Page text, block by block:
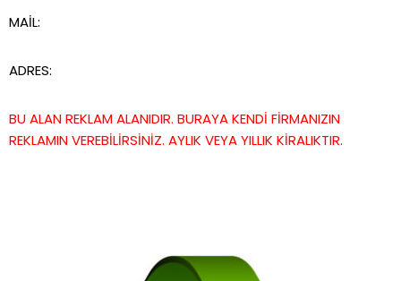
MAİL:
ADRES:
BU ALAN REKLAM ALANIDIR. BURAYA KENDİ FİRMANIZIN
REKLAMIN VEREBİLİRSİNİZ. AYLIK VEYA YILLIK KİRALIKTIR.